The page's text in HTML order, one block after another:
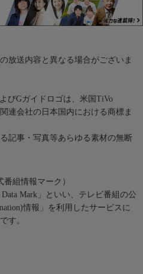
放送内容と異なる場合がございま
びGガイドロゴは、米国TiVo
連会社の日本国内における商標ま
記事・写真等あらゆる素材の無断
番組情報マーク）
Mark」といい、テレビ番組の公
情報」を利用したサービスに
す。